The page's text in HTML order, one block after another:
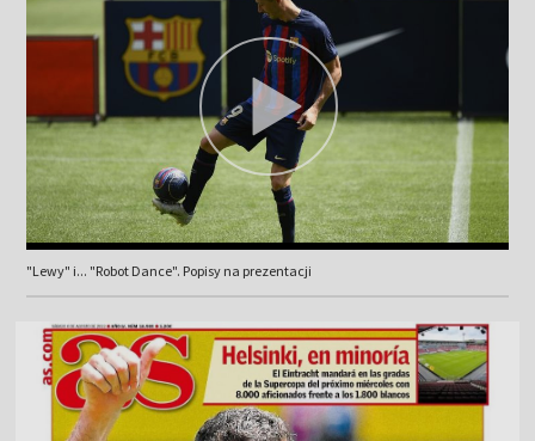
"Lewy" i... "Robot Dance". Popisy na prezentacji